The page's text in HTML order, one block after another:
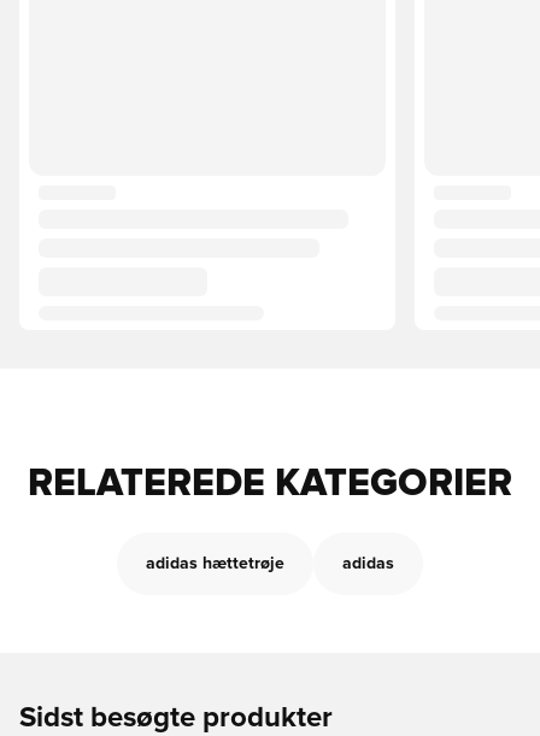
RELATEREDE KATEGORIER
adidas hættetrøje adidas
Sidst besøgte produkter